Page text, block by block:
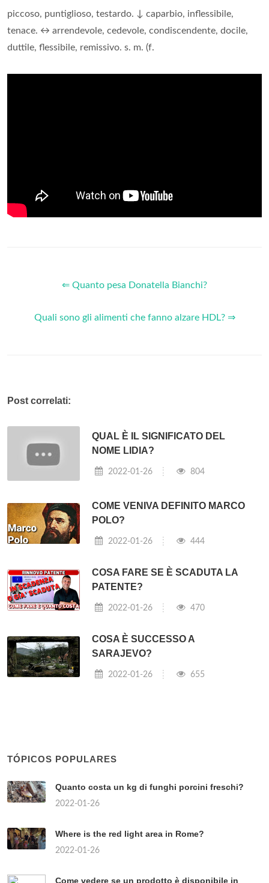
piccoso, puntiglioso, testardo. ↓ caparbio, inflessibile,
tenace. ↔ arrendevole, cedevole, condiscendente, docile,
duttile, flessibile, remissivo. s. m. (f.
⇐ Quanto pesa Donatella Bianchi?
Quali sono gli alimenti che fanno alzare HDL? ⇒
Post correlati:
QUAL È IL SIGNIFICATO DEL
NOME LIDIA?
2022-01-26 804
COME VENIVA DEFINITO MARCO
POLO?
2022-01-26 444
COSA FARE SE È SCADUTA LA
PATENTE?
2022-01-26 470
COSA È SUCCESSO A
SARAJEVO?
2022-01-26 655
TÓPICOS POPULARES
Quanto costa un kg di funghi porcini freschi?
2022-01-26
Where is the red light area in Rome?
2022-01-26
Come vedere se un prodotto è disponibile in